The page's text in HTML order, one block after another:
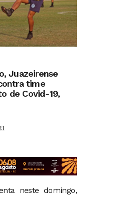
Juazeirense
time
de Covid-19,
neste domingo,